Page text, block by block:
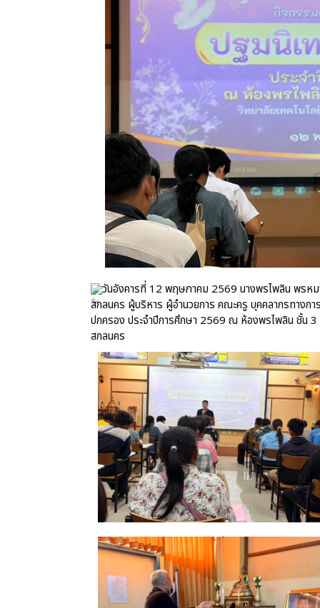
วันอังคารที่ 12 พฤษภาคม 2569 นางพรไพลิน พรหม
สกลนคร ผู้บริหาร ผู้อำนวยการ คณะครู บุคคลากรทางก
ปกครอง ประจำปีการศึกษา 2569 ณ ห้องพรไพลิน ชั้น 3
สกลนคร